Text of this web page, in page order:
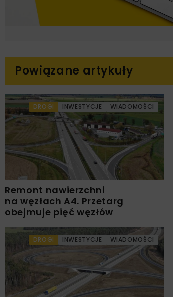
Powiązane artykuły
DROGI INWESTYCJE WIADOMOŚCI
Remont nawierzchni
na węzłach A4. Przetarg
obejmuje pięć węzłów
DROGI INWESTYCJE WIADOMOŚCI